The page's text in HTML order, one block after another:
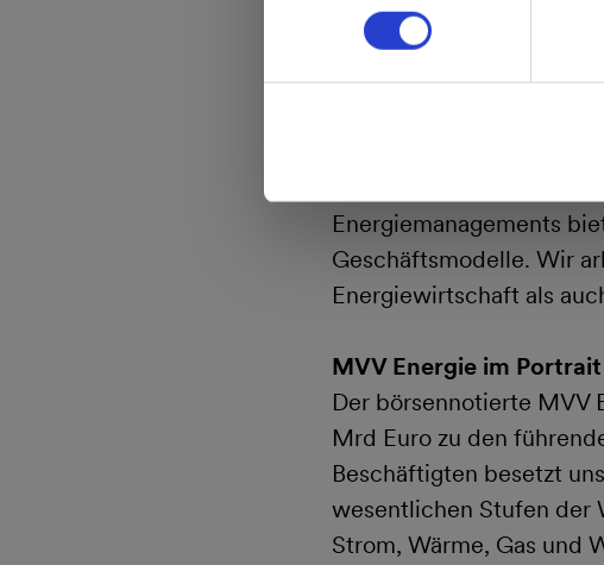
Weitere Informationen finden
die Direktvermarktung
nicht Teil des jetzigen
Ergänzt wird dieser
Projekte zur
Energiemanagements
Geschäftsmodelle. Wir
Energiewirtschaft als
MVV Energie im Portrait
Der börsennotierte MVV
Mrd Euro zu den
Beschäftigten besetzt
wesentlichen Stufen der
Strom, Wärme, Gas und